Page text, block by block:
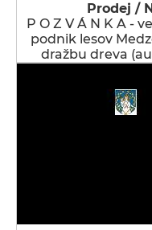
Prodej /
P O Z V Á N K A -
podnik lesov
dražbu dreva